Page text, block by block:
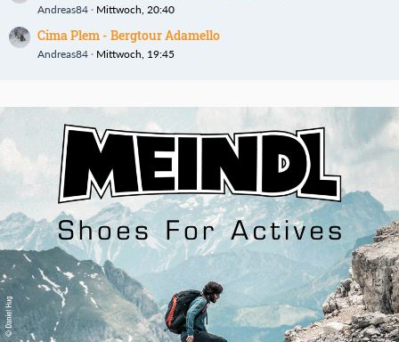
Andreas84 Mittwoch, 20:40
Cima Plem - Bergtour Adamello
Andreas84 Mittwoch, 19:45